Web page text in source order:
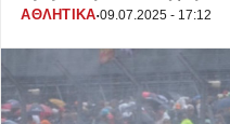
ΑΘΛΗΤΙΚΑ·09.07.2025 - 17:12